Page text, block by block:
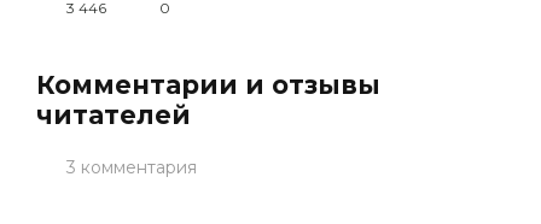
3 446 0
Комментарии и отзывы
читателей
3 комментария